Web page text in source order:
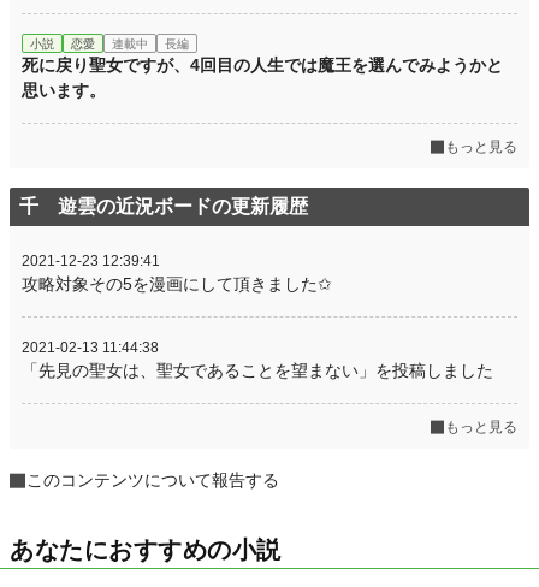
小説 恋愛 連載中 長編
死に戻り聖女ですが、4回目の人生では魔王を選んでみようかと
思います。
もっと見る
千 遊雲の近況ボードの更新履歴
2021-12-23 12:39:41
攻略対象その5を漫画にして頂きました✩
2021-02-13 11:44:38
「先見の聖女は、聖女であることを望まない」を投稿しました
もっと見る
このコンテンツについて報告する
あなたにおすすめの小説